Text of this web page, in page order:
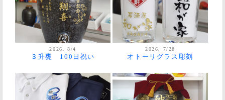
2026. 8/4
３升甕 100日祝い
2026. 7/28
オトーリグラス彫刻